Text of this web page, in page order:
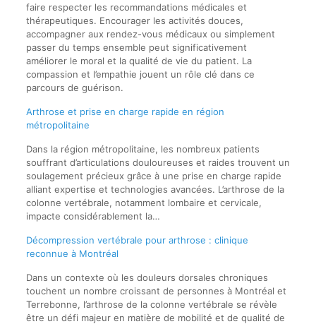
faire respecter les recommandations médicales et
thérapeutiques. Encourager les activités douces,
accompagner aux rendez-vous médicaux ou simplement
passer du temps ensemble peut significativement
améliorer le moral et la qualité de vie du patient. La
compassion et l’empathie jouent un rôle clé dans ce
parcours de guérison.
Arthrose et prise en charge rapide en région
métropolitaine
Dans la région métropolitaine, les nombreux patients
souffrant d’articulations douloureuses et raides trouvent un
soulagement précieux grâce à une prise en charge rapide
alliant expertise et technologies avancées. L’arthrose de la
colonne vertébrale, notamment lombaire et cervicale,
impacte considérablement la…
Décompression vertébrale pour arthrose : clinique
reconnue à Montréal
Dans un contexte où les douleurs dorsales chroniques
touchent un nombre croissant de personnes à Montréal et
Terrebonne, l’arthrose de la colonne vertébrale se révèle
être un défi majeur en matière de mobilité et de qualité de